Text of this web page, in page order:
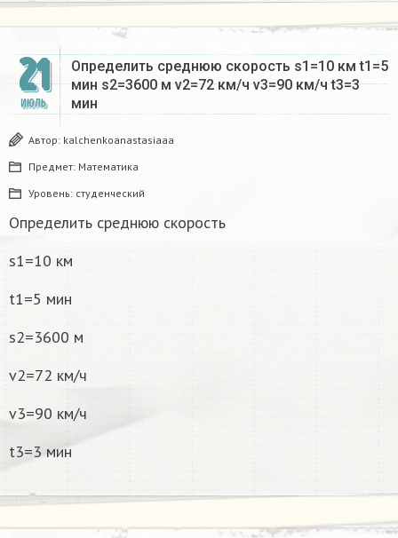
21
ИЮЛЬ
Определить среднюю скорость s1=10 км t1=5
мин s2=3600 м v2=72 км/ч v3=90 км/ч t3=3
мин
Автор: kalchenkoanastasiaaa
Предмет: Математика
Уровень: студенческий
Определить среднюю скорость
s1=10 км
t1=5 мин
s2=3600 м
v2=72 км/ч
v3=90 км/ч
t3=3 мин